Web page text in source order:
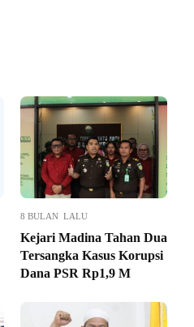
8 BULAN LALU
Kejari Madina Tahan Dua
Tersangka Kasus Korupsi
Dana PSR Rp1,9 M